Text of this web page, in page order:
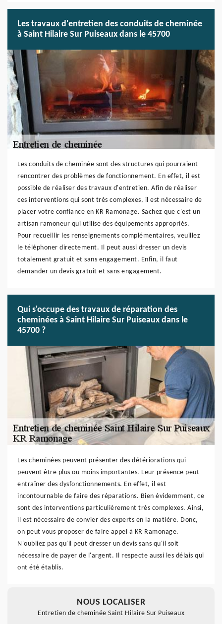
Les travaux d'entretien des conduits de cheminée
à Saint Hilaire Sur Puiseaux dans le 45700
Les conduits de cheminée sont des structures qui pourraient
rencontrer des problèmes de fonctionnement. En effet, il est
possible de réaliser des travaux d'entretien. Afin de réaliser
ces interventions qui sont très complexes, il est nécessaire de
placer votre confiance en KR Ramonage. Sachez que c'est un
artisan ramoneur qui utilise des équipements appropriés.
Pour recueillir les renseignements complémentaires, veuillez
le téléphoner directement. Il peut aussi dresser un devis
totalement gratuit et sans engagement. Enfin, il faut
demander un devis gratuit et sans engagement.
Qui s'occupe des travaux de réparation des
cheminées à Saint Hilaire Sur Puiseaux dans le
45700 ?
Les cheminées peuvent présenter des détériorations qui
peuvent être plus ou moins importantes. Leur présence peut
entraîner des dysfonctionnements. En effet, il est
incontournable de faire des réparations. Bien évidemment, ce
sont des interventions particulièrement très complexes. Ainsi,
il est nécessaire de convier des experts en la matière. Donc,
on peut vous proposer de faire appel à KR Ramonage.
N'oubliez pas qu'il peut dresser un devis sans qu'il soit
nécessaire de payer de l'argent. Il respecte aussi les délais qui
ont été établis.
NOUS LOCALISER
Entretien de cheminée Saint Hilaire Sur Puiseaux